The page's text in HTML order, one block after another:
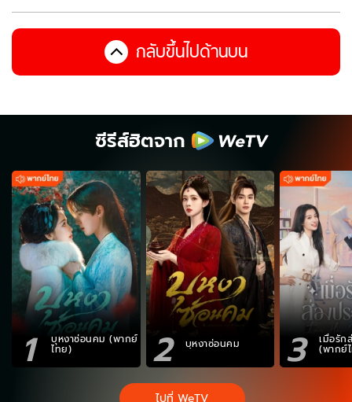
กลับขึ้นไปด้านบน
ซีรีส์ฮิตจาก
1 บุหงาซ่อนคม (พากย์
ไทย) 2 บุหงาซ่อนคม 3 เมื่อรัก
(พากย์
ไปที่ WeTV